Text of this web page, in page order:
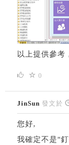
以上提供參考
0
JinSun 發文於
您好,
我確定不是"